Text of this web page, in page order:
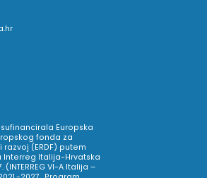
Europska
fonda za
(ERDF) putem
Interreg Italija-Hrvatska
(INTERREG VI-A Italija –